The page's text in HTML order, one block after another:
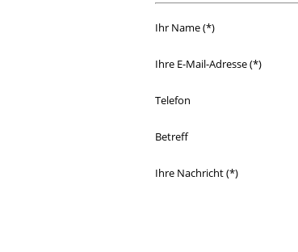
Ihr Name (*)
Ihre E-Mail-Adresse (*)
Telefon
Betreff
Ihre Nachricht (*)